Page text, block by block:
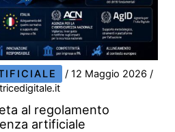
/12 Maggio 2026/
al regolamento
artificiale